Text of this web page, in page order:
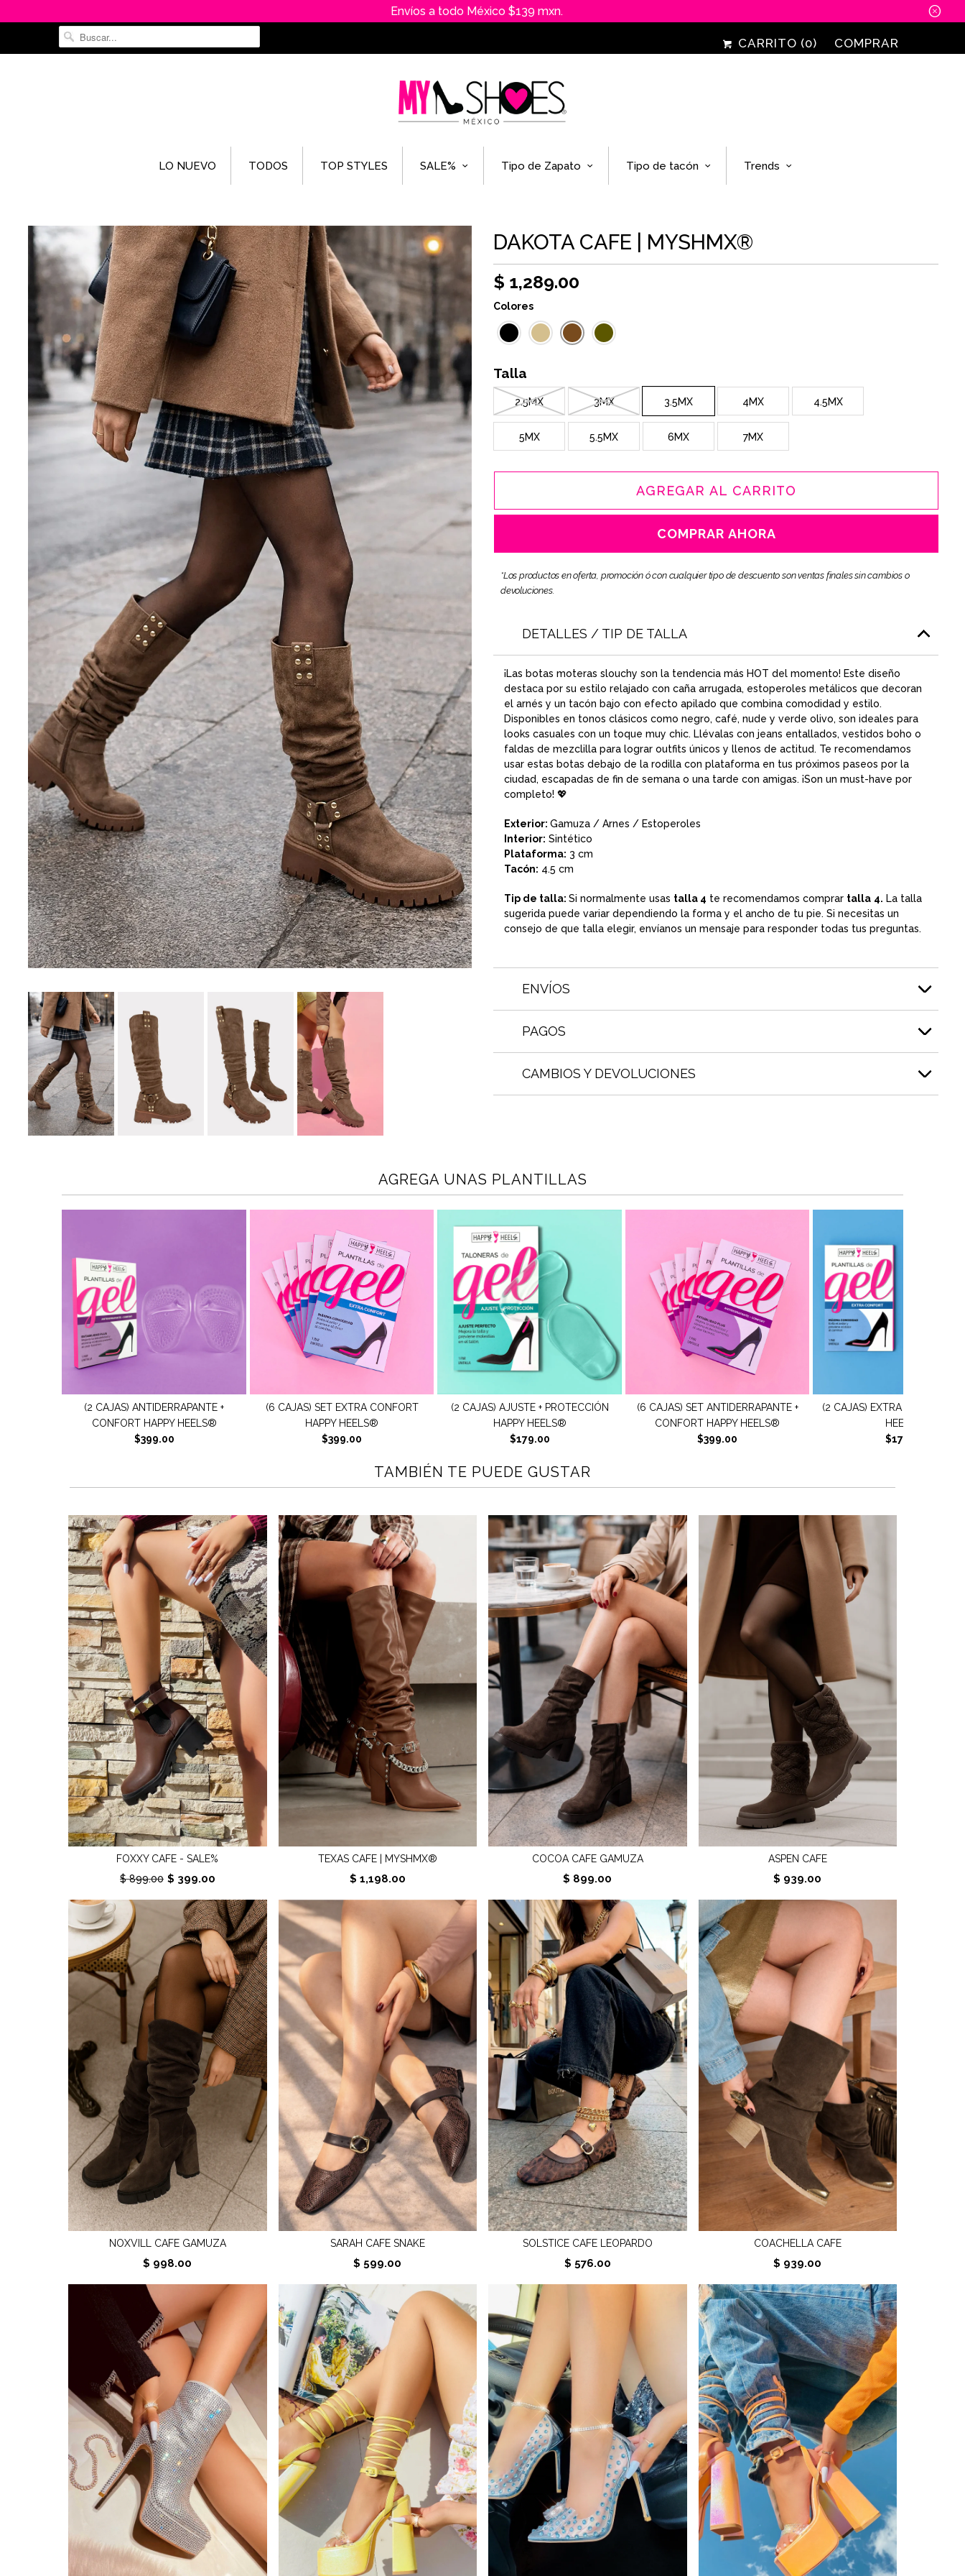
Envíos a todo México $139 mxn. ␡
CARRITO (0) COMPRAR
LO NUEVO TODOS TOP STYLES SALE% Tipo de Zapato Tipo de tacón Trends
DAKOTA CAFE | MYSHMX®
$ 1,289.00
Colores
Talla
2.5MX 3MX 3.5MX 4MX 4.5MX
5MX 5.5MX 6MX 7MX
AGREGAR AL CARRITO
COMPRAR AHORA
*Los productos en oferta, promoción ó con cualquier tipo de descuento son ventas finales sin cambios o
devoluciones.
DETALLES / TIP DE TALLA
¡Las botas moteras slouchy son la tendencia más HOT del momento! Este diseño
destaca por su estilo relajado con caña arrugada, estoperoles metálicos que decoran
el arnés y un tacón bajo con efecto apilado que combina comodidad y estilo.
Disponibles en tonos clásicos como negro, café, nude y verde olivo, son ideales para
looks casuales con un toque muy chic. Llévalas con jeans entallados, vestidos boho o
faldas de mezclilla para lograr outfits únicos y llenos de actitud. Te recomendamos
usar estas botas debajo de la rodilla con plataforma en tus próximos paseos por la
ciudad, escapadas de fin de semana o una tarde con amigas. ¡Son un must-have por
completo! 💖
Exterior: Gamuza / Arnes / Estoperoles
Interior: Sintético
Plataforma: 3 cm
Tacón: 4.5 cm
Tip de talla: Si normalmente usas talla 4 te recomendamos comprar talla 4. La talla
sugerida puede variar dependiendo la forma y el ancho de tu pie. Si necesitas un
consejo de que talla elegir, envíanos un mensaje para responder todas tus preguntas.
ENVÍOS
PAGOS
CAMBIOS Y DEVOLUCIONES
AGREGA UNAS PLANTILLAS
(6 CAJAS) SET EXTRA CONFORT
HAPPY HEELS®
$399.00
(2 CAJAS) AJUSTE + PROTECCIÓN
HAPPY HEELS®
$179.00
(6 CAJAS) SET ANTIDERRAPANTE +
CONFORT HAPPY HEELS®
$399.00
(2 CAJAS) EXTRA CONFORT HAPPY
HEELS®
$179.00
(6 CAJAS) SET AJUSTE +
PROTECCIÓN HAPPY
$399.00
TAMBIÉN TE PUEDE GUSTAR
FOXXY CAFE - SALE%
$ 899.00 $ 399.00
TEXAS CAFE | MYSHMX®
$ 1,198.00
COCOA CAFE GAMUZA
$ 899.00
ASPEN CAFE
$ 939.00
NOXVILL CAFE GAMUZA
$ 998.00
SARAH CAFE SNAKE
$ 599.00
SOLSTICE CAFE LEOPARDO
$ 576.00
COACHELLA CAFE
$ 939.00